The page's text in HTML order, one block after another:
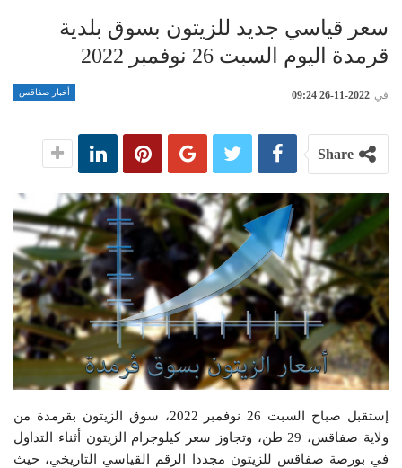
سعر قياسي جديد للزيتون بسوق بلدية
قرمدة اليوم السبت 26 نوفمبر 2022
أخبار صفاقس في 2022-11-26 09:24
Share
إستقبل صباح السبت 26 نوفمبر 2022، سوق الزيتون بقرمدة من
ولاية صفاقس، 29 طن، وتجاوز سعر كيلوجرام الزيتون أثناء التداول
في بورصة صفاقس للزيتون مجددا الرقم القياسي التاريخي، حيث